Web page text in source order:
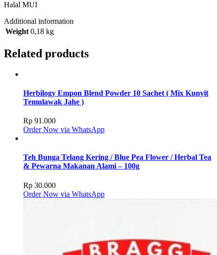
Halal MUI
Additional information
Weight 0,18 kg
Related products
Herbilogy Empon Blend Powder 10 Sachet ( Mix Kunyit
Temulawak Jahe )
Rp 91.000
Order Now via WhatsApp
Teh Bunga Telang Kering / Blue Pea Flower / Herbal Tea
& Pewarna Makanan Alami – 100g
Rp 30.000
Order Now via WhatsApp